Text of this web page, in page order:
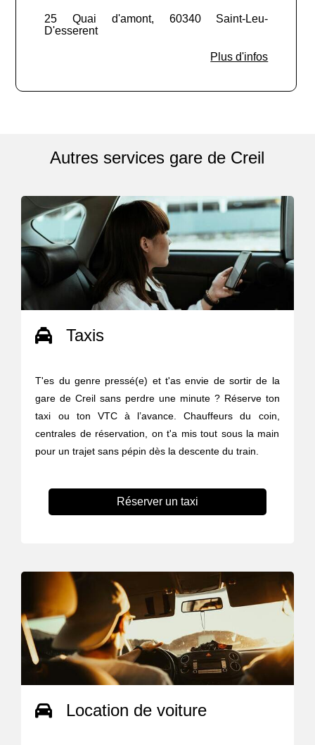
25 Quai d'amont, 60340 Saint-Leu-
D'esserent
Plus d'infos
Autres services gare de Creil
Taxis
T'es du genre pressé(e) et t'as envie de sortir de la
gare de Creil sans perdre une minute ? Réserve ton
taxi ou ton VTC à l’avance. Chauffeurs du coin,
centrales de réservation, on t'a mis tout sous la main
pour un trajet sans pépin dès la descente du train.
Réserver un taxi
Location de voiture